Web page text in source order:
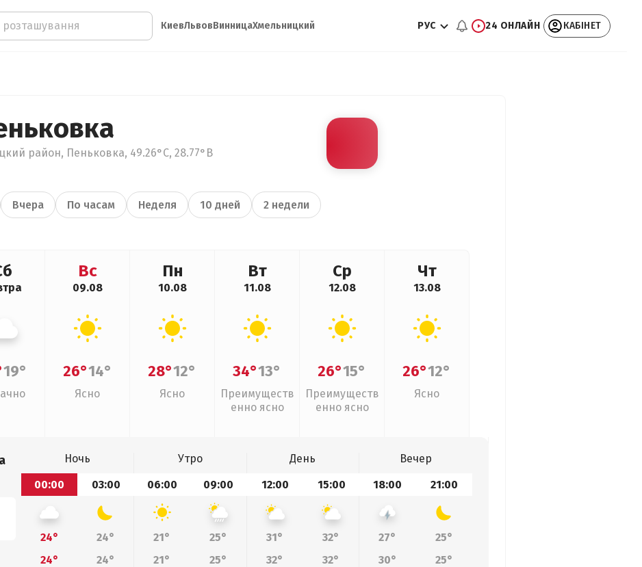
КиевЛьвовВинницаХмельницкий РУС 24 ОНЛАЙН КАБІНЕТ
район, Пеньковка, 49.26°С, 28.77°В
Вчера По часам Неделя 10 дней 2 недели
19°
Вс
09.08
26°14°
Ясно
Пн
10.08
28°12°
Ясно
Вт
11.08
34°13°
Преимуществ
енно ясно
Ср
12.08
26°15°
Преимуществ
енно ясно
Чт
13.08
26°12°
Ясно
Ночь Утро День
Вечер
00:00
03:00 06:00 09:00 12:00 15:00 18:00 21:00
24° 24° 21° 25° 31° 32° 27°
25°
24°
24° 21° 25° 32° 32° 30° 25°